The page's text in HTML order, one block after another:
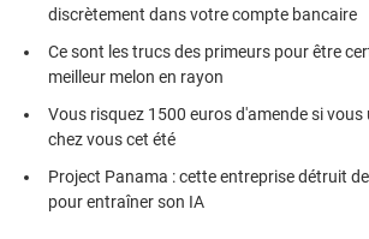
discrètement dans votre compte bancaire
Ce sont les trucs des primeurs pour être
meilleur melon en rayon
Vous risquez 1500 euros d'amende si vous
chez vous cet été
Project Panama : cette entreprise détruit
pour entraîner son IA